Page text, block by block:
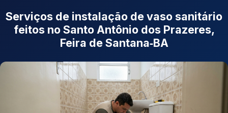
Serviços de instalação de vaso sanitário
feitos no Santo Antônio dos Prazeres,
Feira de Santana‑BA